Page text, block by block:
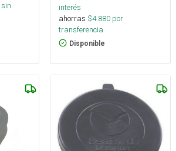
sin
interés
ahorras $4.880 por
transferencia.
Disponible